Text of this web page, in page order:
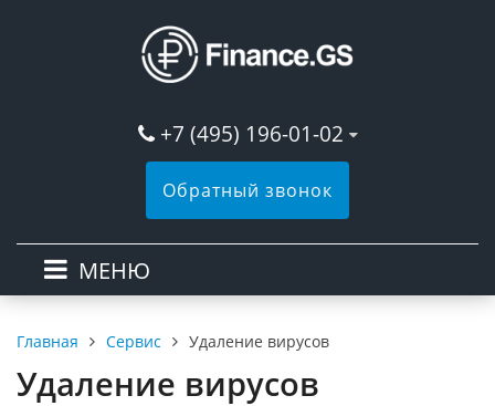
+7 (495) 196-01-02
Обратный звонок
МЕНЮ
Главная Сервис Удаление вирусов
Удаление вирусов